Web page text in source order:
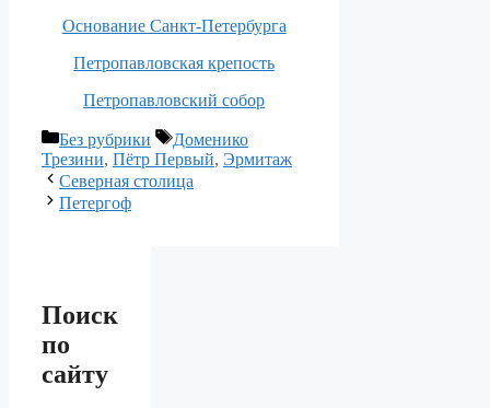
Основание Санкт-Петербурга
Петропавловская крепость
Петропавловский собор
Рубрики
Без рубрики Метки
Доменико
Трезини, Пётр Первый, Эрмитаж
Северная столица
Петергоф
Поиск
по
сайту